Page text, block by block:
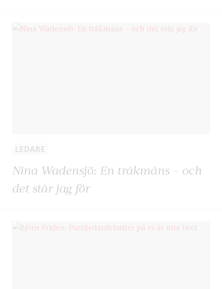
LEDARE
Nina Wadensjö: En tråkmåns – och
det står jag för